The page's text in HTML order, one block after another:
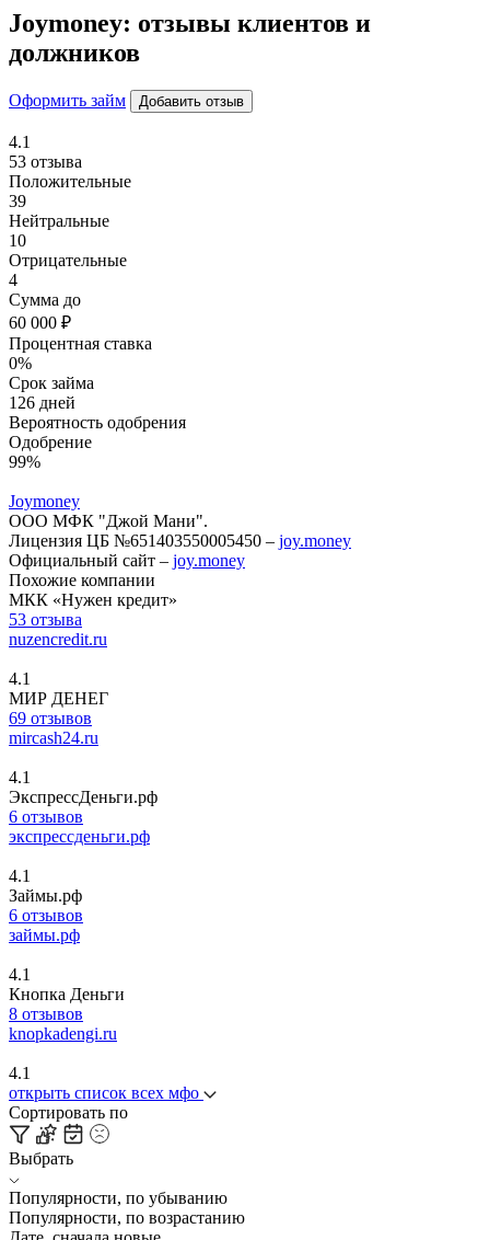
Joymoney: отзывы клиентов и
должников
Оформить займ Добавить отзыв
4.1
53 отзыва
Положительные
39
Нейтральные
10
Отрицательные
4
Сумма до
60 000 ₽
Процентная ставка
0%
Срок займа
126 дней
Вероятность одобрения
Одобрение
99%
Joymoney
ООО МФК "Джой Мани".
Лицензия ЦБ №651403550005450 – joy.money
Официальный сайт – joy.money
Похожие компании
МКК «Нужен кредит»
53 отзыва
nuzencredit.ru
4.1
МИР ДЕНЕГ
69 отзывов
mircash24.ru
4.1
ЭкспрессДеньги.рф
6 отзывов
экспрессденьги.рф
4.1
Займы.рф
6 отзывов
займы.рф
4.1
Кнопка Деньги
8 отзывов
knopkadengi.ru
4.1
открыть список всех мфо
Сортировать по
Выбрать
Популярности, по убыванию
Популярности, по возрастанию